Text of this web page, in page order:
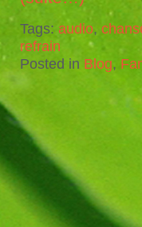
Tags: audio,
refrain
Posted in Blog,